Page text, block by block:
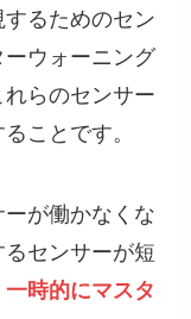
るためのセン
ウォーニング
らのセンサー
ことです。
が働かなくな
センサーが短
一時的にマスタ